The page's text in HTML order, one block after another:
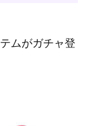
ムがガチャ登